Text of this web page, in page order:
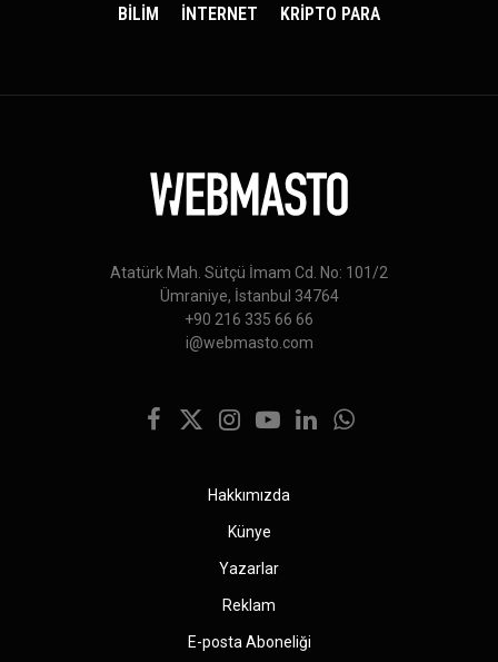
BİLİM
İNTERNET KRİPTO PARA
Atatürk Mah. Sütçü İmam Cd. No: 101/2
Ümraniye, İstanbul 34764
+90 216 335 66 66
i@webmasto.com
Facebook
X
Instagram
YouTubeLinkedInWhatsApp
Hakkımızda
Künye
Yazarlar
Reklam
E-posta Aboneliği